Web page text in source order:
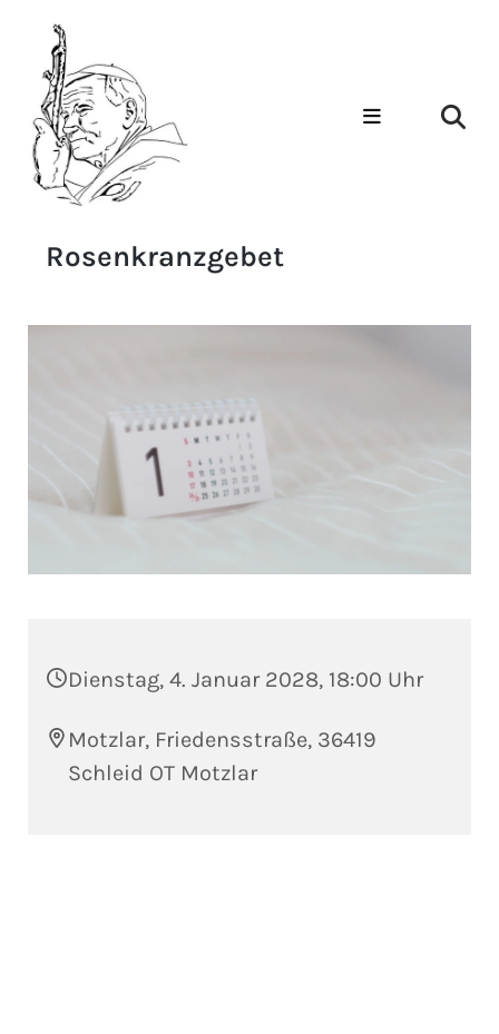
Rosenkranzgebet
Dienstag, 4. Januar 2028, 18:00 Uhr
Motzlar, Friedensstraße, 36419
Schleid OT Motzlar